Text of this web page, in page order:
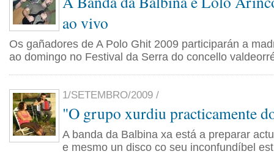
ao vivo
Os gañadores de A Polo Ghit 2009 participarán a
ao domingo no Festival da Serra do concello
1/SETEMBRO/2009 /
"O grupo xurdiu practicamente
A banda da Balbina xa está a preparar
e mesmo un disco co seu inconfundíbel